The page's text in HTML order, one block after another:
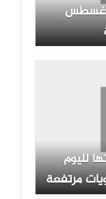
أغسطس
لليوم
مرتفعة